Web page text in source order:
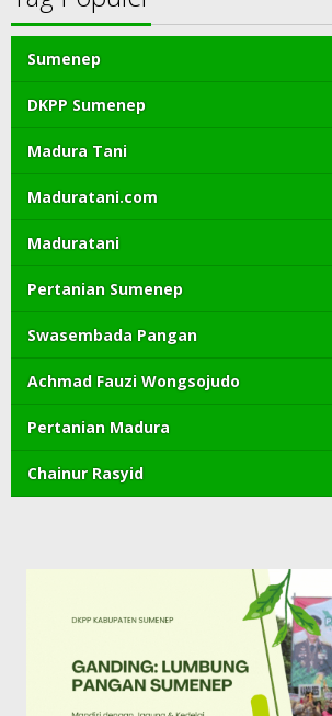
Sumenep
DKPP Sumenep
Madura Tani
Maduratani.com
Maduratani
Pertanian Sumenep
Swasembada Pangan
Achmad Fauzi Wongsojudo
Pertanian Madura
Chainur Rasyid